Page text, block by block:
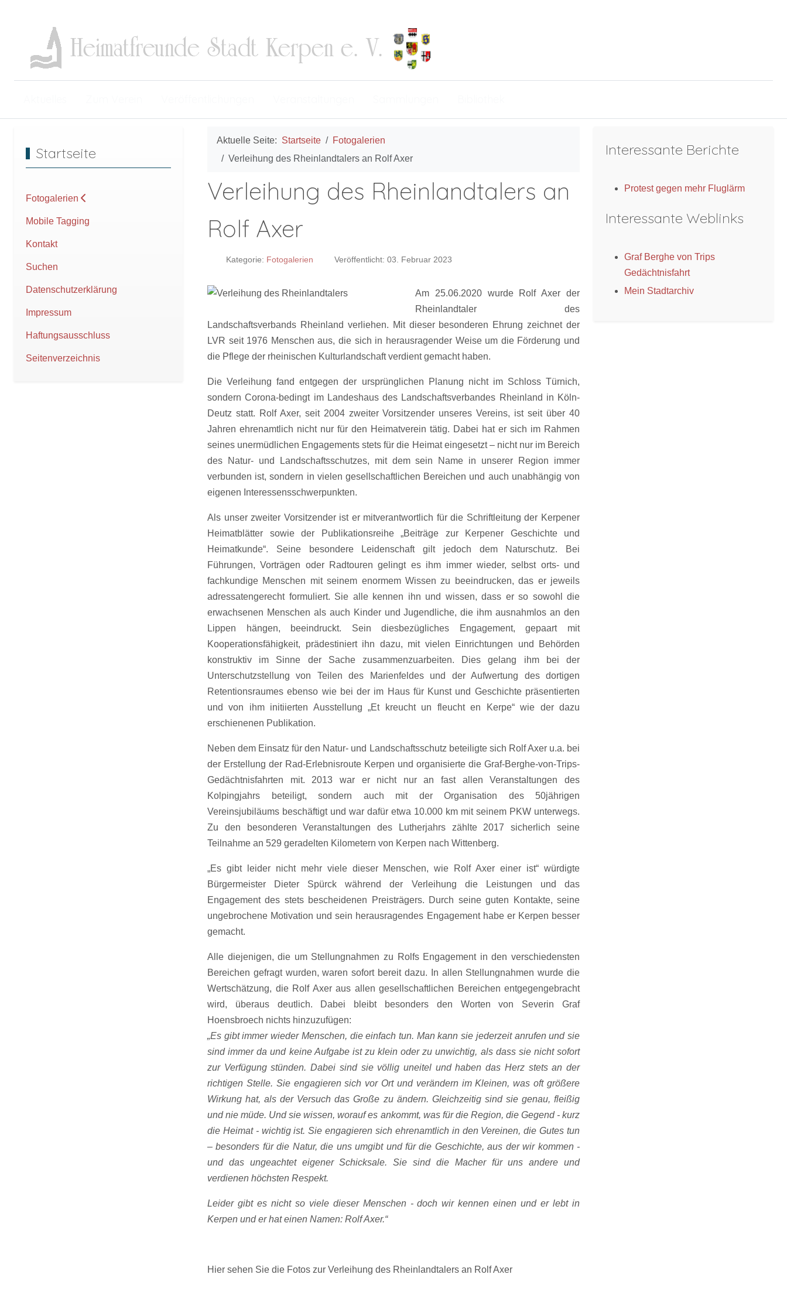
Startseite
Fotogalerien
Mobile Tagging
Kontakt
Suchen
Datenschutzerklärung
Impressum
Haftungsausschluss
Seitenverzeichnis
Aktuelle Seite: Startseite
Fotogalerien
Verleihung des Rheinlandtalers an Rolf Axer
Verleihung des Rheinlandtalers an
Rolf Axer
Kategorie: Fotogalerien Veröffentlicht: 03. Februar 2023
Am 25.06.2020 wurde Rolf Axer der
Rheinlandtaler des
Landschaftsverbands Rheinland verliehen. Mit dieser besonderen Ehrung zeichnet der
LVR seit 1976 Menschen aus, die sich in herausragender Weise um die Förderung und
die Pflege der rheinischen Kulturlandschaft verdient gemacht haben.
Die Verleihung fand entgegen der ursprünglichen Planung nicht im Schloss Türnich,
sondern Corona-bedingt im Landeshaus des Landschaftsverbandes Rheinland in Köln-
Deutz statt. Rolf Axer, seit 2004 zweiter Vorsitzender unseres Vereins, ist seit über 40
Jahren ehrenamtlich nicht nur für den Heimatverein tätig. Dabei hat er sich im Rahmen
seines unermüdlichen Engagements stets für die Heimat eingesetzt – nicht nur im Bereich
des Natur- und Landschaftsschutzes, mit dem sein Name in unserer Region immer
verbunden ist, sondern in vielen gesellschaftlichen Bereichen und auch unabhängig von
eigenen Interessensschwerpunkten.
Als unser zweiter Vorsitzender ist er mitverantwortlich für die Schriftleitung der Kerpener
Heimatblätter sowie der Publikationsreihe „Beiträge zur Kerpener Geschichte und
Heimatkunde“. Seine besondere Leidenschaft gilt jedoch dem Naturschutz. Bei
Führungen, Vorträgen oder Radtouren gelingt es ihm immer wieder, selbst orts- und
fachkundige Menschen mit seinem enormem Wissen zu beeindrucken, das er jeweils
adressatengerecht formuliert. Sie alle kennen ihn und wissen, dass er so sowohl die
erwachsenen Menschen als auch Kinder und Jugendliche, die ihm ausnahmlos an den
Lippen hängen, beeindruckt. Sein diesbezügliches Engagement, gepaart mit
Kooperationsfähigkeit, prädestiniert ihn dazu, mit vielen Einrichtungen und Behörden
konstruktiv im Sinne der Sache zusammenzuarbeiten. Dies gelang ihm bei der
Unterschutzstellung von Teilen des Marienfeldes und der Aufwertung des dortigen
Retentionsraumes ebenso wie bei der im Haus für Kunst und Geschichte präsentierten
und von ihm initiierten Ausstellung „Et kreucht un fleucht en Kerpe“ wie der dazu
erschienenen Publikation.
Neben dem Einsatz für den Natur- und Landschaftsschutz beteiligte sich Rolf Axer u.a. bei
der Erstellung der Rad-Erlebnisroute Kerpen und organisierte die Graf-Berghe-von-Trips-
Gedächtnisfahrten mit. 2013 war er nicht nur an fast allen Veranstaltungen des
Kolpingjahrs beteiligt, sondern auch mit der Organisation des 50jährigen
Vereinsjubiläums beschäftigt und war dafür etwa 10.000 km mit seinem PKW unterwegs.
Zu den besonderen Veranstaltungen des Lutherjahrs zählte 2017 sicherlich seine
Teilnahme an 529 geradelten Kilometern von Kerpen nach Wittenberg.
„Es gibt leider nicht mehr viele dieser Menschen, wie Rolf Axer einer ist“ würdigte
Bürgermeister Dieter Spürck während der Verleihung die Leistungen und das
Engagement des stets bescheidenen Preisträgers. Durch seine guten Kontakte, seine
ungebrochene Motivation und sein herausragendes Engagement habe er Kerpen besser
gemacht.
Alle diejenigen, die um Stellungnahmen zu Rolfs Engagement in den verschiedensten
Bereichen gefragt wurden, waren sofort bereit dazu. In allen Stellungnahmen wurde die
Wertschätzung, die Rolf Axer aus allen gesellschaftlichen Bereichen entgegengebracht
wird, überaus deutlich. Dabei bleibt besonders den Worten von Severin Graf
Hoensbroech nichts hinzuzufügen:
„Es gibt immer wieder Menschen, die einfach tun. Man kann sie jederzeit anrufen und sie
sind immer da und keine Aufgabe ist zu klein oder zu unwichtig, als dass sie nicht sofort
zur Verfügung stünden. Dabei sind sie völlig uneitel und haben das Herz stets an der
richtigen Stelle. Sie engagieren sich vor Ort und verändern im Kleinen, was oft größere
Wirkung hat, als der Versuch das Große zu ändern. Gleichzeitig sind sie genau, fleißig
und nie müde. Und sie wissen, worauf es ankommt, was für die Region, die Gegend - kurz
die Heimat - wichtig ist. Sie engagieren sich ehrenamtlich in den Vereinen, die Gutes tun
– besonders für die Natur, die uns umgibt und für die Geschichte, aus der wir kommen -
und das ungeachtet eigener Schicksale. Sie sind die Macher für uns andere und
verdienen höchsten Respekt.
Leider gibt es nicht so viele dieser Menschen - doch wir kennen einen und er lebt in
Kerpen und er hat einen Namen: Rolf Axer.“
Hier sehen Sie die Fotos zur Verleihung des Rheinlandtalers an Rolf Axer
Interessante Berichte
Protest gegen mehr Fluglärm
Interessante Weblinks
Graf Berghe von Trips
Gedächtnisfahrt
Mein Stadtarchiv